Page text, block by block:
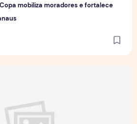
mobiliza moradores e fortalece